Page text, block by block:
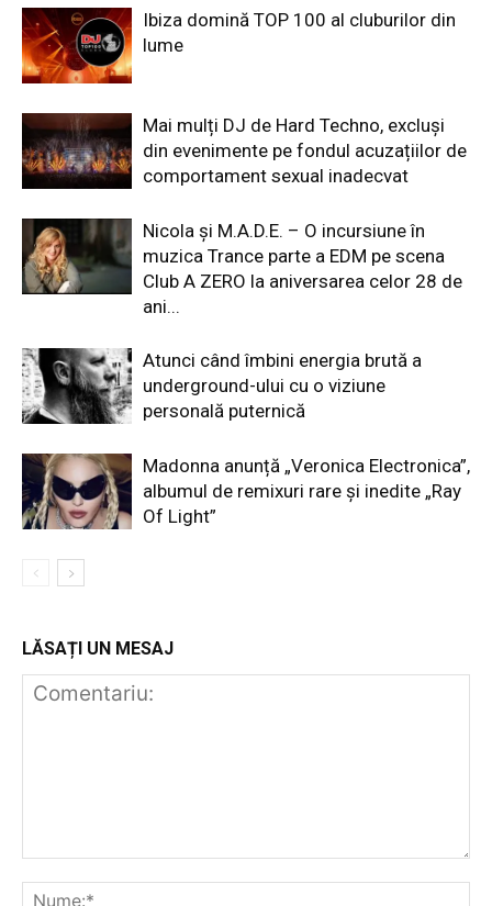
Ibiza domină TOP 100 al cluburilor din
lume
Mai mulți DJ de Hard Techno, excluși
din evenimente pe fondul acuzațiilor de
comportament sexual inadecvat
Nicola și M.A.D.E. – O incursiune în
muzica Trance parte a EDM pe scena
Club A ZERO la aniversarea celor 28 de
ani...
Atunci când îmbini energia brută a
underground-ului cu o viziune
personală puternică
Madonna anunță „Veronica Electronica”,
albumul de remixuri rare și inedite „Ray
Of Light”
LĂSAȚI UN MESAJ